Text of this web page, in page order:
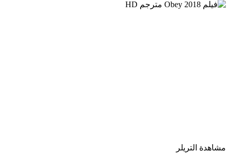
مشاهدة التريلر